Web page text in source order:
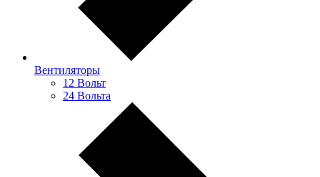
Вентиляторы
12 Вольт
24 Вольта